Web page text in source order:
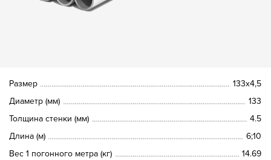
Размер
133х4,5
Диаметр (мм)
133
Толщина стенки (мм)
4.5
Длина (м)
6;10
Вес 1 погонного метра (кг)
14.69